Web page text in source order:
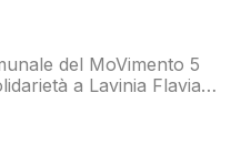
del MoVimento 5
a Lavinia Flavia
durante un corteo
schierati. La